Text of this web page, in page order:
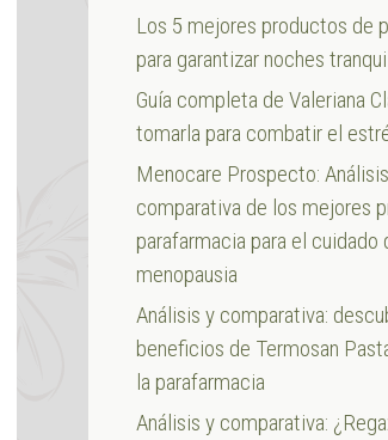
Los 5 mejores productos de
para garantizar noches
Guía completa de Valeriana
tomarla para combatir el
Menocare Prospecto:
comparativa de los mejores
parafarmacia para el cuidado
menopausia
Análisis y comparativa:
beneficios de Termosan
la parafarmacia
Análisis y comparativa: